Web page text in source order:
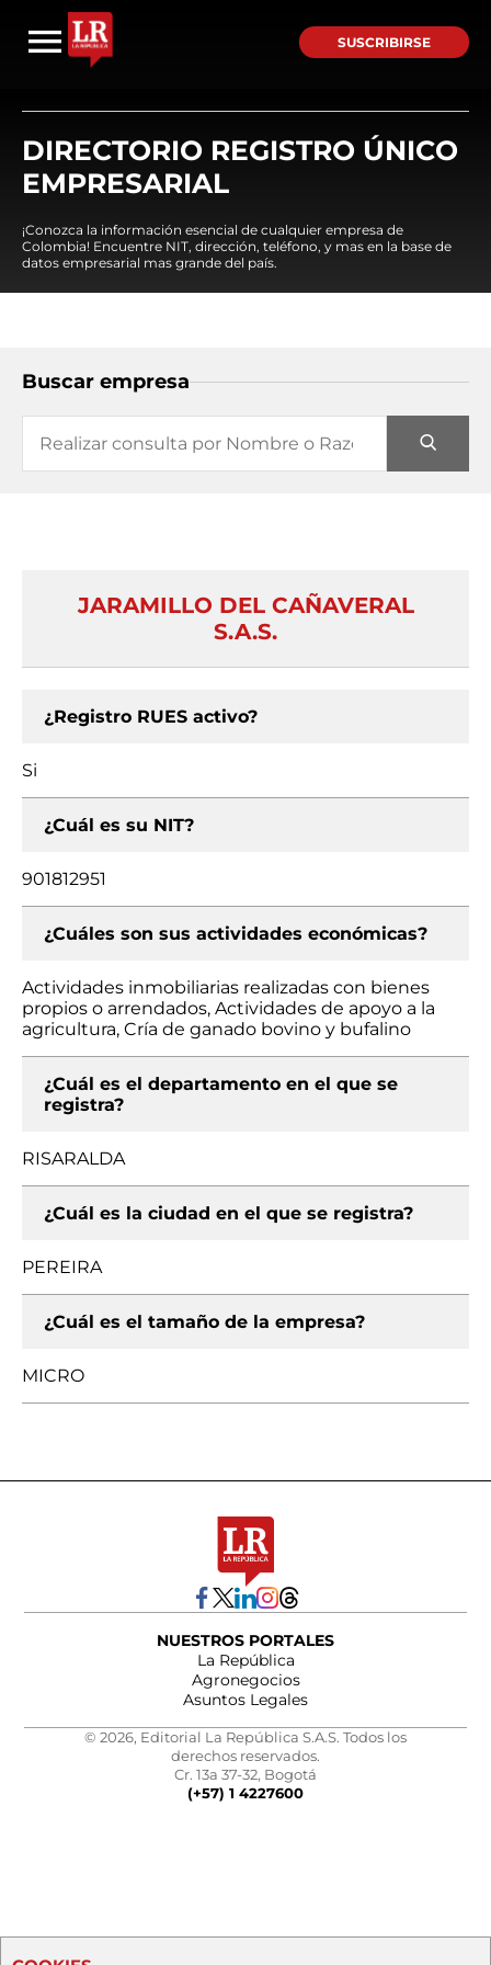
SUSCRIBIRSE
DIRECTORIO REGISTRO ÚNICO
EMPRESARIAL
¡Conozca la información esencial de cualquier empresa de
Colombia! Encuentre NIT, dirección, teléfono, y mas en la base de
datos empresarial mas grande del país.
Buscar empresa
JARAMILLO DEL CAÑAVERAL
S.A.S.
¿Registro RUES activo?
Si
¿Cuál es su NIT?
901812951
¿Cuáles son sus actividades económicas?
Actividades inmobiliarias realizadas con bienes
propios o arrendados, Actividades de apoyo a la
agricultura, Cría de ganado bovino y bufalino
¿Cuál es el departamento en el que se
registra?
RISARALDA
¿Cuál es la ciudad en el que se registra?
PEREIRA
¿Cuál es el tamaño de la empresa?
MICRO
NUESTROS PORTALES
La República
Agronegocios
Asuntos Legales
© 2026, Editorial La República S.A.S. Todos los
derechos reservados.
Cr. 13a 37-32, Bogotá
(+57) 1 4227600